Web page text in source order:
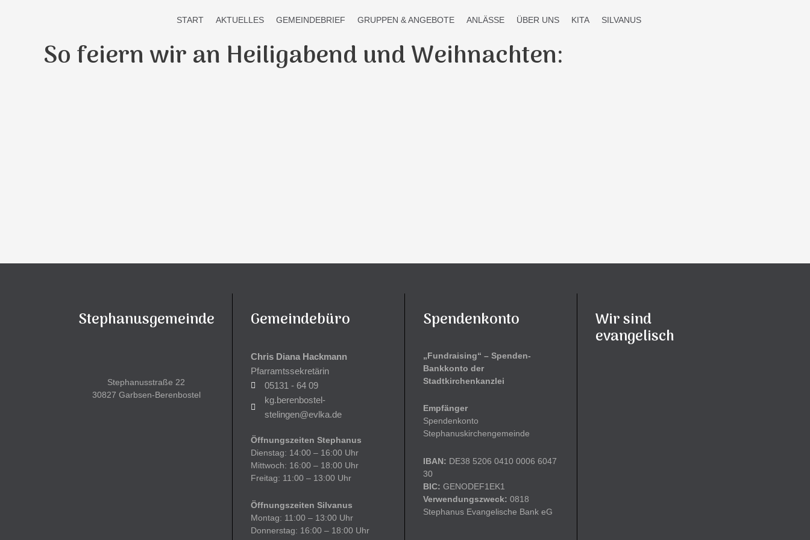
START AKTUELLES GEMEINDEBRIEF GRUPPEN & ANGEBOTE ANLÄSSE ÜBER UNS KITA SILVANUS
So feiern wir an Heiligabend und Weihnachten:
Stephanusgemeinde
Stephanusstraße 22
30827 Garbsen-Berenbostel
Gemeindebüro
Chris Diana Hackmann
Pfarramtssekretärin
05131 - 64 09
kg.berenbostel-
stelingen@evlka.de
Öffnungszeiten Stephanus
Dienstag: 14:00 – 16:00 Uhr
Mittwoch: 16:00 – 18:00 Uhr
Freitag: 11:00 – 13:00 Uhr
Öffnungszeiten Silvanus
Montag: 11:00 – 13:00 Uhr
Donnerstag: 16:00 – 18:00 Uhr
Spendenkonto
„Fundraising“ – Spenden-
Bankkonto der
Stadtkirchenkanzlei
Empfänger
Spendenkonto
Stephanuskirchengemeinde
IBAN: DE38 5206 0410 0006 6047
30
BIC: GENODEF1EK1
Verwendungszweck: 0818
Stephanus Evangelische Bank eG
Wir sind
evangelisch